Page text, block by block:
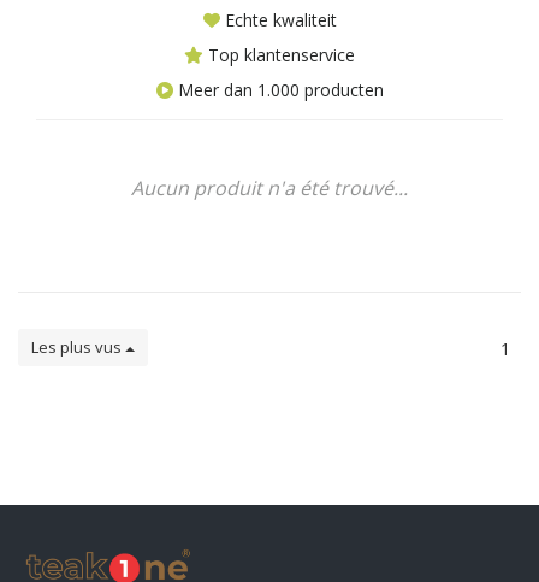
Echte kwaliteit
Top klantenservice
Meer dan 1.000 producten
Aucun produit n'a été trouvé...
Les plus vus 1